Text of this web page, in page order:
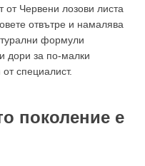
Червени лозови листа
отвътре и намалява
формули
дори за по-малки
специалист.
поколение е